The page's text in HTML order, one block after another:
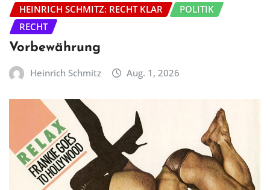
HEINRICH SCHMITZ: RECHT KLAR
POLITIK
RECHT
Vorbewährung
Heinrich Schmitz Aug. 1, 2026